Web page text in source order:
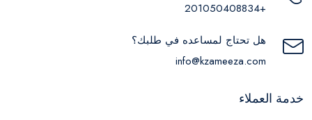
+201050408834
هل تحتاج لمساعده في طلبك؟
info@kzameeza.com
خدمة العملاء